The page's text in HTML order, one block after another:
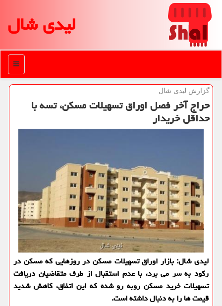
لیدی شال
منو
گزارش لیدی شال
حراج آخر فصل اوراق تسهیلات مسكن، تسه با
حداقل خریدار
لیدی شال: بازار اوراق تسهیلات مسكن در روزهایی كه مسكن در
ركود به سر می برد، با عدم استقبال از طرف متقاضیان دریافت
تسهیلات خرید مسكن روبه رو شده كه این اتفاق، كاهش شدید
قیمت ها را به دنبال داشته است.